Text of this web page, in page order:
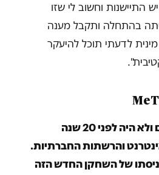
התיישנות וחשוב לי שזו
בהתחלה ותקבל מענה
לדעתי תוכל להיעקר
מה שמאוד נוכח היום ולא היה לפני 20 שנה
והרשתות החברתיות.
של השחקן החדש הזה